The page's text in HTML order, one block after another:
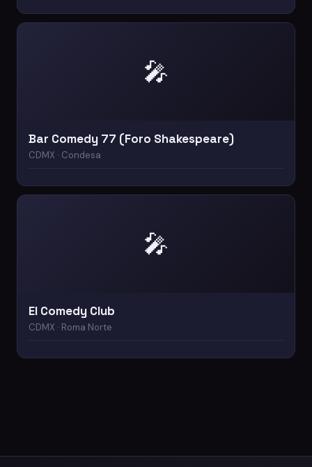
🎤
Bar Comedy 77 (Foro Shakespeare)
CDMX · Condesa
🎤
El Comedy Club
CDMX · Roma Norte